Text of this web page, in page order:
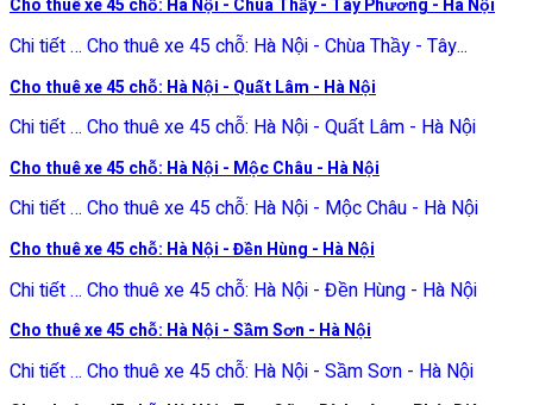
Cho thuê xe 45 chỗ: Hà Nội - Chùa Thầy - Tây Phương - Hà Nội
Chi tiết … Cho thuê xe 45 chỗ: Hà Nội - Chùa Thầy - Tây...
Cho thuê xe 45 chỗ: Hà Nội - Quất Lâm - Hà Nội
Chi tiết … Cho thuê xe 45 chỗ: Hà Nội - Quất Lâm - Hà Nội
Cho thuê xe 45 chỗ: Hà Nội - Mộc Châu - Hà Nội
Chi tiết … Cho thuê xe 45 chỗ: Hà Nội - Mộc Châu - Hà Nội
Cho thuê xe 45 chỗ: Hà Nội - Đền Hùng - Hà Nội
Chi tiết … Cho thuê xe 45 chỗ: Hà Nội - Đền Hùng - Hà Nội
Cho thuê xe 45 chỗ: Hà Nội - Sầm Sơn - Hà Nội
Chi tiết … Cho thuê xe 45 chỗ: Hà Nội - Sầm Sơn - Hà Nội